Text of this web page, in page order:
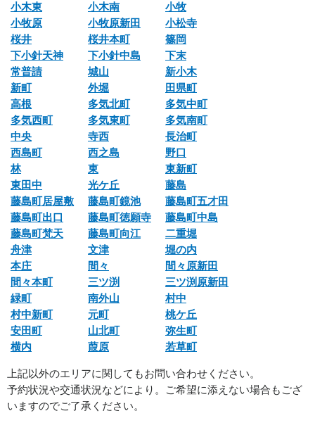
小木東
小木南
小牧
小牧原
小牧原新田
小松寺
桜井
桜井本町
篠岡
下小針天神
下小針中島
下末
常普請
城山
新小木
新町
外堀
田県町
高根
多気北町
多気中町
多気西町
多気東町
多気南町
中央
寺西
長治町
西島町
西之島
野口
林
東
東新町
東田中
光ケ丘
藤島
藤島町居屋敷
藤島町鏡池
藤島町五才田
藤島町出口
藤島町徳願寺
藤島町中島
藤島町梵天
藤島町向江
二重堀
舟津
文津
堀の内
本庄
間々
間々原新田
間々本町
三ツ渕
三ツ渕原新田
緑町
南外山
村中
村中新町
元町
桃ケ丘
安田町
山北町
弥生町
横内
葭原 若草町
上記以外のエリアに関してもお問い合わせください。
予約状況や交通状況などにより。ご希望に添えない場合もござ
いますのでご了承ください。